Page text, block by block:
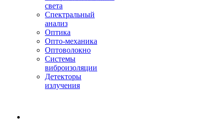
света
Спектральный
анализ
Оптика
Опто-механика
Оптоволокно
Системы
виброизоляции
Детекторы
излучения